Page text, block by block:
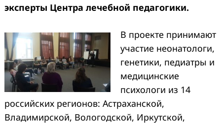
эксперты Центра лечебной педагогики.
В проекте принимают
участие неонатологи,
генетики, педиатры и
медицинские
психологи из 14
российских регионов: Астраханской,
Владимирской, Вологодской, Иркутской,